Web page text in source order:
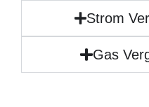
Strom
Gas